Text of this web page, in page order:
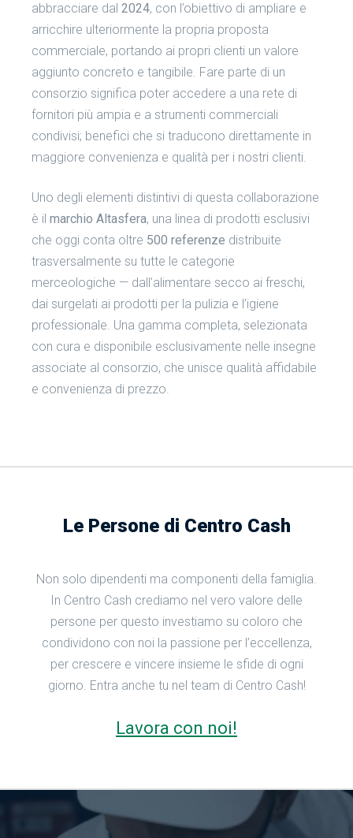
Viaggio
Premio
abbracciare dal 2024, con l’obiettivo di ampliare e
arricchire ulteriormente la propria proposta
commerciale, portando ai propri clienti un valore
aggiunto concreto e tangibile. Fare parte di un
consorzio significa poter accedere a una rete di
fornitori più ampia e a strumenti commerciali
condivisi; benefici che si traducono direttamente in
maggiore convenienza e qualità per i nostri clienti.
Uno degli elementi distintivi di questa collaborazione
è il marchio Altasfera, una linea di prodotti esclusivi
che oggi conta oltre 500 referenze distribuite
trasversalmente su tutte le categorie
merceologiche — dall’alimentare secco ai freschi,
dai surgelati ai prodotti per la pulizia e l’igiene
professionale. Una gamma completa, selezionata
con cura e disponibile esclusivamente nelle insegne
associate al consorzio, che unisce qualità affidabile
e convenienza di prezzo.
Le Persone di Centro Cash
Non solo dipendenti ma componenti della famiglia.
In Centro Cash crediamo nel vero valore delle
persone per questo investiamo su coloro che
condividono con noi la passione per l’eccellenza,
per crescere e vincere insieme le sfide di ogni
giorno. Entra anche tu nel team di Centro Cash!
Lavora con noi!